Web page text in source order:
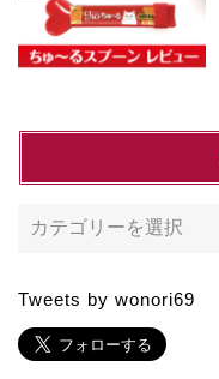
Tweets by wonori69